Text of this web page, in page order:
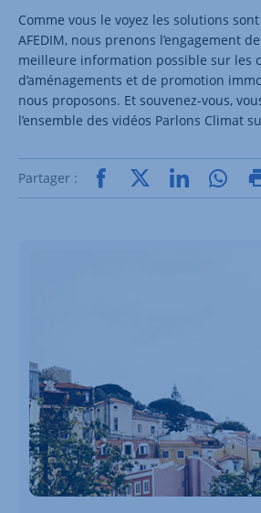
Comme vous le voyez les solutions
AFEDIM, nous prenons l’engagement
meilleure information possible sur les
d’aménagements et de promotion
nous proposons. Et souvenez-vous,
l’ensemble des vidéos Parlons Climat
Partager :